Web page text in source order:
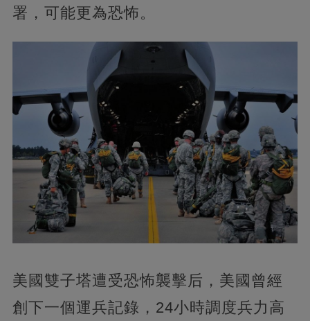
署，可能更為恐怖。
美國雙子塔遭受恐怖襲擊后，美國曾經
創下一個運兵記錄，24小時調度兵力高